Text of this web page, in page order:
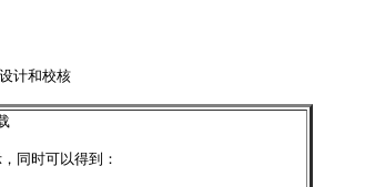
计和校核
同时可以得到：